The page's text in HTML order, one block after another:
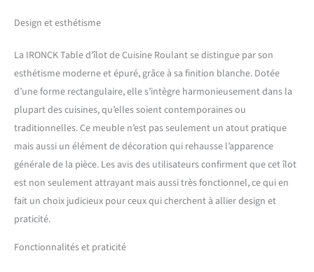
toute simplicité en utilisant
le grand espace de
rangement de notre île :
deux portes d'armoire, un
tiroir spacieux et une
étagère latérale à 3 niveaux,
plus un porte-serviettes
pour plus de commodité
Station de charge et
rangement de porte : restez
alimenté pendant la cuisson
Design et esthétisme
La IRONCK Table d’îlot de Cuisine Roulant se distingue par son
esthétisme moderne et épuré, grâce à sa finition blanche. Dotée
d’une forme rectangulaire, elle s’intègre harmonieusement dans la
plupart des cuisines, qu’elles soient contemporaines ou
traditionnelles. Ce meuble n’est pas seulement un atout pratique
mais aussi un élément de décoration qui rehausse l’apparence
générale de la pièce. Les avis des utilisateurs confirment que cet îlot
est non seulement attrayant mais aussi très fonctionnel, ce qui en
fait un choix judicieux pour ceux qui cherchent à allier design et
praticité.
Fonctionnalités et praticité